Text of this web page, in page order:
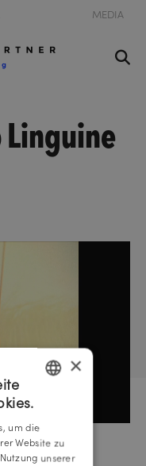
MEDIA
GERMAN
×
um die
Website zu
unserer